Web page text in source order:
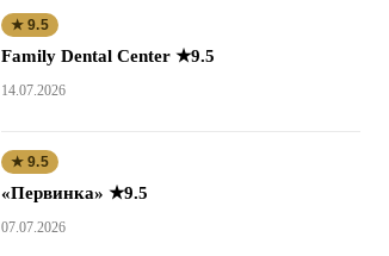
★ 9.5
Family Dental Center ★9.5
14.07.2026
★ 9.5
«Первинка» ★9.5
07.07.2026